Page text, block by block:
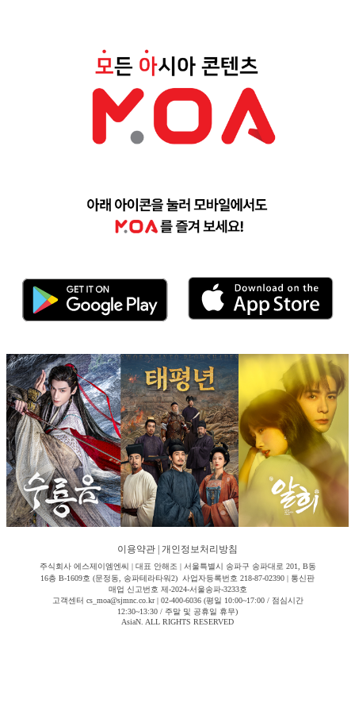
이용약관 개인정보처리방침
주식회사 에스제이엠엔씨 | 대표 안해조 | 서울특별시 송파구 송파대로 201, B동
16층 B-1609호 (문정동, 송파테라타워2) 사업자등록번호 218-87-02390 | 통신판
매업 신고번호 제-2024-서울송파-3233호
고객센터 cs_moa@sjmnc.co.kr | 02-400-6036 (평일 10:00~17:00 / 점심시간
12:30~13:30 / 주말 및 공휴일 휴무)
AsiaN. ALL RIGHTS RESERVED